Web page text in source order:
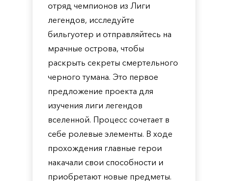
отряд чемпионов из Лиги
легендов, исследуйте
бильгуотер и отправляйтесь на
мрачные острова, чтобы
раскрыть секреты смертельного
черного тумана. Это первое
предложение проекта для
изучения лиги легендов
вселенной. Процесс сочетает в
себе ролевые элементы. В ходе
прохождения главные герои
накачали свои способности и
приобретают новые предметы.